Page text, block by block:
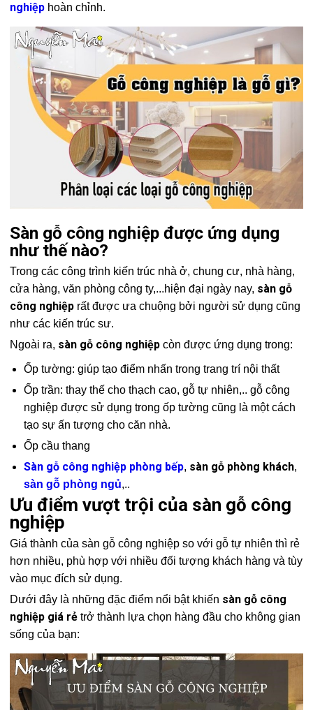
nghiệp hoàn chỉnh.
Sàn gỗ công nghiệp được ứng dụng
như thế nào?
Trong các công trình kiến trúc nhà ở, chung cư, nhà hàng,
cửa hàng, văn phòng công ty,...hiện đại ngày nay, sàn gỗ
công nghiệp rất được ưa chuộng bởi người sử dụng cũng
như các kiến trúc sư.
Ngoài ra, sàn gỗ công nghiệpcòn được ứng dụng trong:
Ốp tường: giúp tạo điểm nhấn trong trang trí nội thất
Ốp trần: thay thế cho thạch cao, gỗ tự nhiên,.. gỗ công
nghiệp được sử dụng trong ốp tường cũng là một cách
tạo sự ấn tượng cho căn nhà.
Ốp cầu thang
Sàn gỗ công nghiệp phòng bếp, sàn gỗ phòng khách,
sàn gỗ phòng ngủ,..
Ưu điểm vượt trội của sàn gỗ công
nghiệp
Giá thành của sàn gỗ công nghiệp so với gỗ tự nhiên thì rẻ
hơn nhiều, phù hợp với nhiều đối tượng khách hàng và tùy
vào mục đích sử dụng.
Dưới đây là những đặc điểm nổi bật khiến sàn gỗ công
nghiệp giá rẻ trở thành lựa chọn hàng đầu cho không gian
sống của bạn: